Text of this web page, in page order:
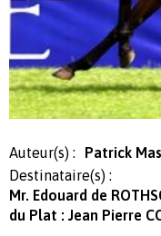
Auteur(s) :
Patrick
Destinataire(s) :
Mr. Edouard de
du Plat : Jean Pierre